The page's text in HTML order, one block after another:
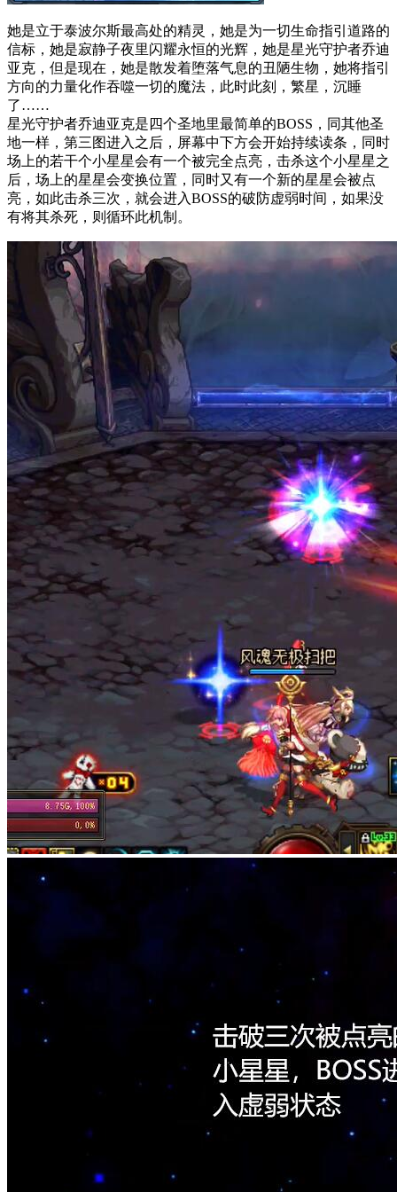
她是立于泰波尔斯最高处的精灵，她是为一切生命指引道路的
信标，她是寂静子夜里闪耀永恒的光辉，她是星光守护者乔迪
亚克，但是现在，她是散发着堕落气息的丑陋生物，她将指引
方向的力量化作吞噬一切的魔法，此时此刻，繁星，沉睡
了……
星光守护者乔迪亚克是四个圣地里最简单的BOSS，同其他圣
地一样，第三图进入之后，屏幕中下方会开始持续读条，同时
场上的若干个小星星会有一个被完全点亮，击杀这个小星星之
后，场上的星星会变换位置，同时又有一个新的星星会被点
亮，如此击杀三次，就会进入BOSS的破防虚弱时间，如果没
有将其杀死，则循环此机制。